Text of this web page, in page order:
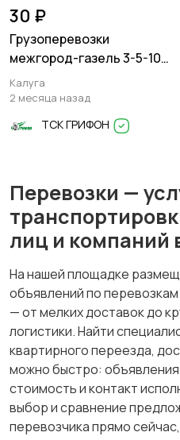
30 ₽
Грузоперевозки
межгород-газель 3-5-10
тонн
Калуга
2 месяца назад
ТСК ГРИФОН
Перевозки —
лиц и компаний
На нашей площадке
объявлений по
— от мелких доставок до
логистики. Найти
квартирного переезда,
можно быстро:
стоимость и контакт
выбор и сравнение
перевозчика прямо